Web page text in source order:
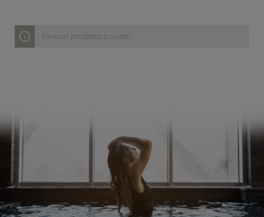
Nessun prodotto trovato.